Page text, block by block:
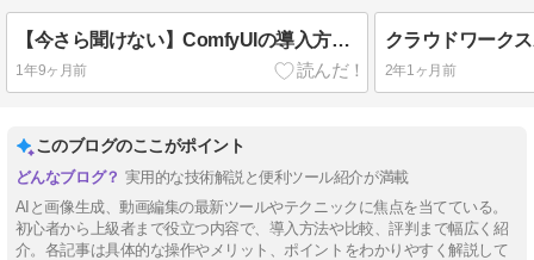
【今さら聞けない】ComfyUIの導入方法を解説！
1年9ヶ月前 2年1ヶ月前
このブログのここがポイント
実用的な技術解説と便利ツール紹介が満載
AIと画像生成、動画編集の最新ツールやテクニックに焦点を当てている。
初心者から上級者まで役立つ内容で、導入方法や比較、評判まで幅広く紹
介。各記事は具体的な操作やメリット、ポイントをわかりやすく解説して